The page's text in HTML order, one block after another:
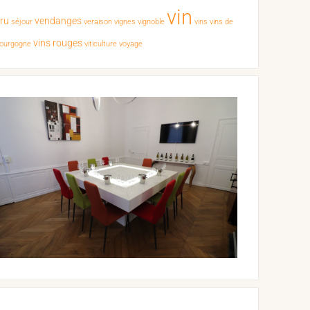
séjour vendanges veraison vignes vignoble vin vins vins de
vins rouges viticulture voyage